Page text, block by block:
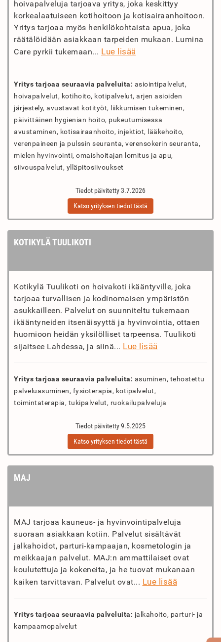
hoivapalveluja tarjoava yritys, joka keskittyy
korkealaatuiseen kotihoitoon ja kotisairaanhoitoon.
Yritys tarjoaa myös henkilökohtaista apua, joka
räätälöidään asiakkaan tarpeiden mukaan. Lumina
Care pyrkii tukemaan... Lue lisää
Yritys tarjoaa seuraavia palveluita: asiointipalvelut,
hoivapalvelut, kotihoito, kotipalvelut, arjen asioiden
järjestely, avustavat kotityöt, liikkumisen tukeminen,
päivittäinen hygienian hoito, pukeutumisessa
avustaminen, kotisairaanhoito, injektiot, lääkehoito,
verenpaineen ja pulssin seuranta, verensokerin seuranta,
mielen hyvinvointi, omaishoitajan lomitus ja apu,
siivouspalvelut, ylläpitosiivoukset
Tiedot päivitetty 3.7.2026
Katso yrityksen tiedot tästä
KOTIKYLÄ TUULIKOTI
Kotikylä Tuulikoti on hoivakoti ikääntyville, joka
tarjoaa turvallisen ja kodinomaisen ympäristön
asukkailleen. Palvelut on suunniteltu tukemaan
ikääntyneiden itsenäisyyttä ja hyvinvointia, ottaen
huomioon heidän yksilölliset tarpeensa. Tuulikoti
sijaitsee Lahdessa, ja siinä... Lue lisää
Yritys tarjoaa seuraavia palveluita: asuminen, tehostettu
palveluasuminen, fysioterapia, kotipalvelut,
toimintaterapia, tukipalvelut, ruokailupalveluja
Tiedot päivitetty 9.5.2025
Katso yrityksen tiedot tästä
MAJ
MAJ tarjoaa kauneus- ja hyvinvointipalveluja
suoraan asiakkaan kotiin. Palvelut sisältävät
jalkahoidot, parturi-kampaajan, kosmetologin ja
meikkaajan palvelut. MAJ:n ammattilaiset ovat
koulutettuja ja kokeneita, ja he tuovat mukanaan
kaiken tarvittavan. Palvelut ovat... Lue lisää
Yritys tarjoaa seuraavia palveluita: jalkahoito, parturi- ja
kampaamopalvelut